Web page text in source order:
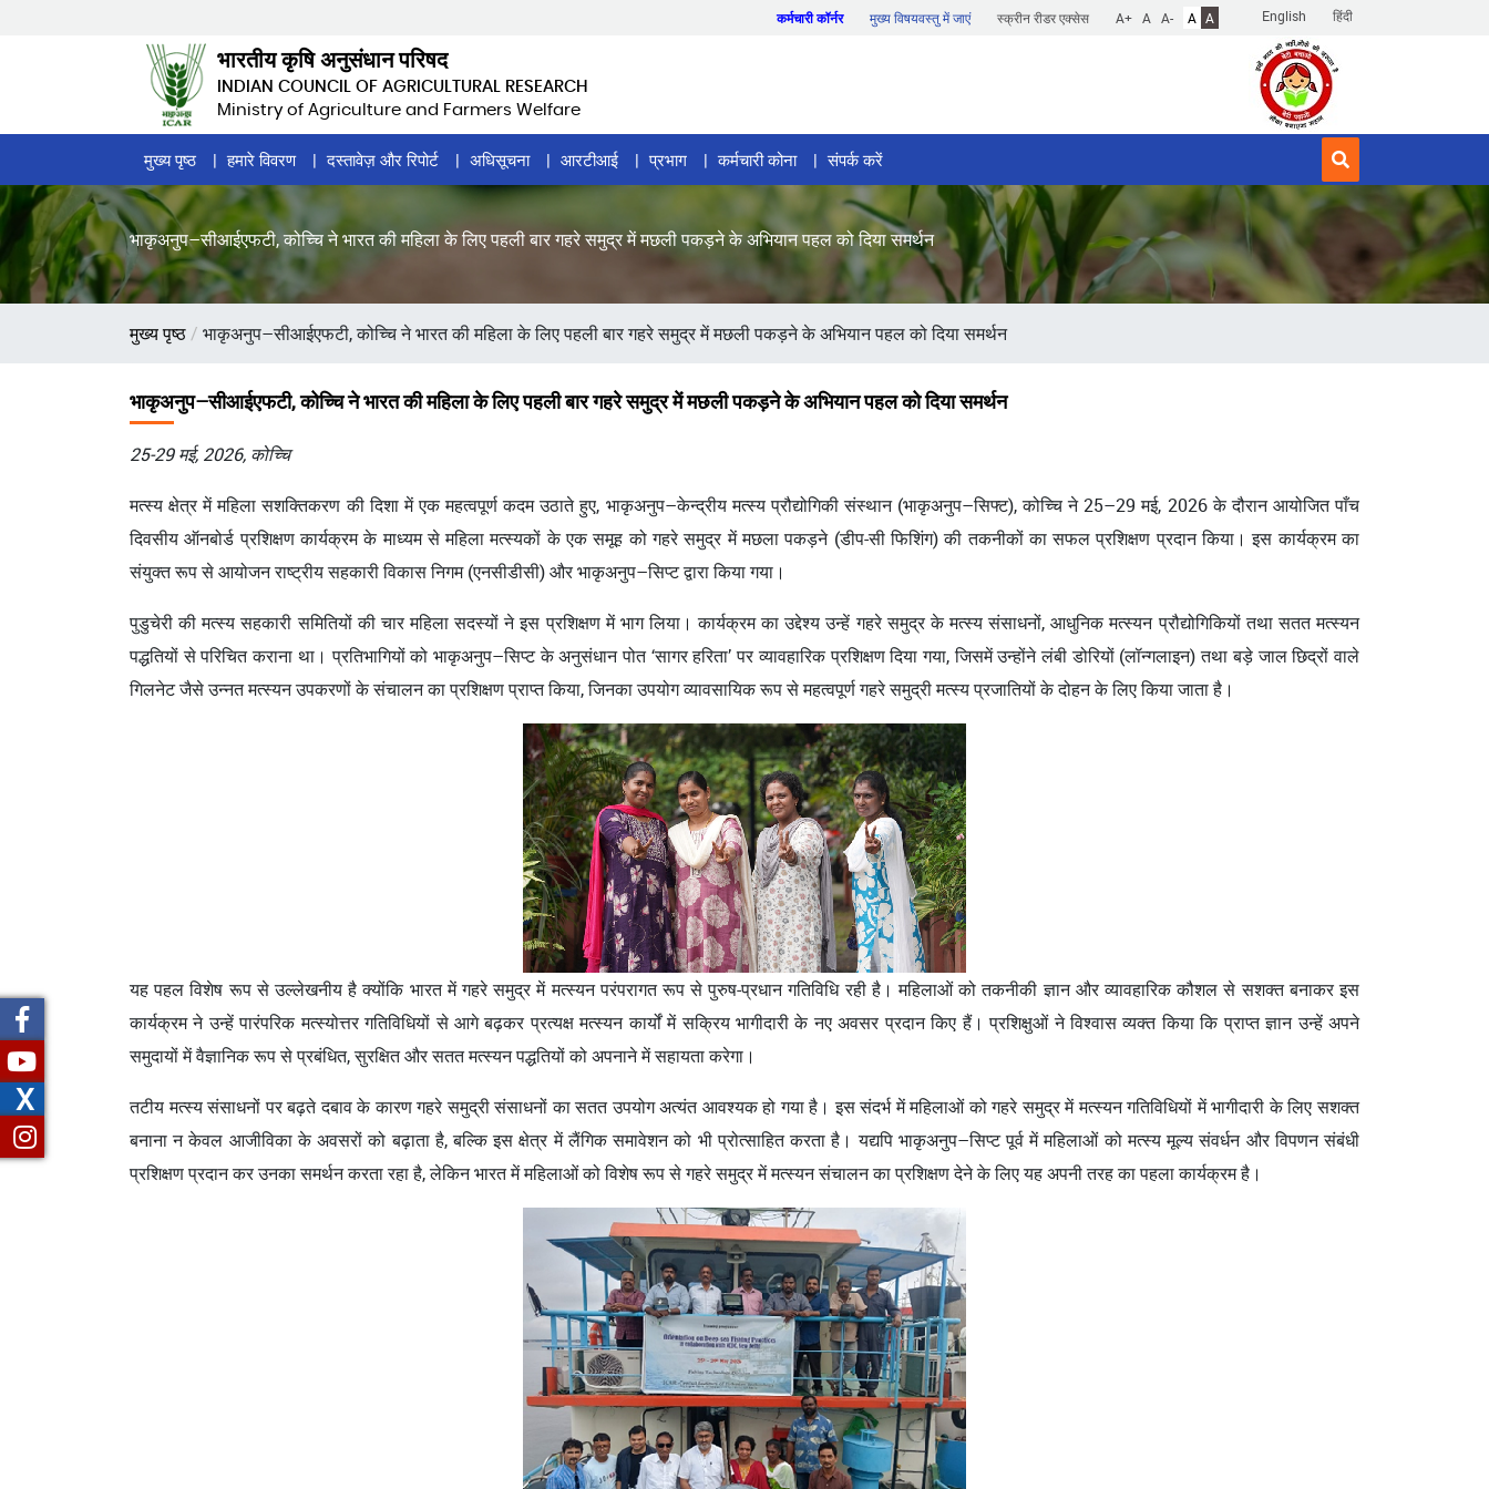
English हिंदी
कर्मचारी कॉर्नर मुख्य विषयवस्तु में जाएं स्क्रीन रीडर एक्सेस A+ A A- A A
भारतीय कृषि अनुसंधान परिषद
INDIAN COUNCIL OF AGRICULTURAL RESEARCH
Ministry of Agriculture and Farmers Welfare
Home
Page
Menu
मुख्य पृष्ठ हमारे विवरण दस्तावेज़ और रिपोर्ट अधिसूचना आरटीआई प्रभाग कर्मचारी कोना संपर्क करें
भाकृअनुप–सीआईएफटी, कोच्चि ने भारत की महिला के लिए पहली बार गहरे समुद्र में मछली पकड़ने के अभियान पहल को दिया समर्थन
पग
मुख्य पृष्ठ भाकृअनुप–सीआईएफटी, कोच्चि ने भारत की महिला के लिए पहली बार गहरे समुद्र में मछली पकड़ने के अभियान पहल को दिया समर्थन
भाकृअनुप–सीआईएफटी, कोच्चि ने भारत की महिला के लिए पहली बार गहरे समुद्र में मछली पकड़ने के अभियान पहल को दिया समर्थन
25-29 मई, 2026, कोच्चि
मत्स्य क्षेत्र में महिला सशक्तिकरण की दिशा में एक महत्वपूर्ण कदम उठाते हुए, भाकृअनुप–केन्द्रीय मत्स्य प्रौद्योगिकी संस्थान (भाकृअनुप–सिफ्ट), कोच्चि ने 25–29 मई, 2026 के दौरान आयोजित पाँच
दिवसीय ऑनबोर्ड प्रशिक्षण कार्यक्रम के माध्यम से महिला मत्स्यकों के एक समूह को गहरे समुद्र में मछला पकड़ने (डीप-सी फिशिंग) की तकनीकों का सफल प्रशिक्षण प्रदान किया। इस कार्यक्रम का
संयुक्त रूप से आयोजन राष्ट्रीय सहकारी विकास निगम (एनसीडीसी) और भाकृअनुप–सिप्ट द्वारा किया गया।
पुडुचेरी की मत्स्य सहकारी समितियों की चार महिला सदस्यों ने इस प्रशिक्षण में भाग लिया। कार्यक्रम का उद्देश्य उन्हें गहरे समुद्र के मत्स्य संसाधनों, आधुनिक मत्स्यन प्रौद्योगिकियों तथा सतत मत्स्यन
पद्धतियों से परिचित कराना था। प्रतिभागियों को भाकृअनुप–सिप्ट के अनुसंधान पोत ‘सागर हरिता’ पर व्यावहारिक प्रशिक्षण दिया गया, जिसमें उन्होंने लंबी डोरियों (लॉन्गलाइन) तथा बड़े जाल छिद्रों वाले
गिलनेट जैसे उन्नत मत्स्यन उपकरणों के संचालन का प्रशिक्षण प्राप्त किया, जिनका उपयोग व्यावसायिक रूप से महत्वपूर्ण गहरे समुद्री मत्स्य प्रजातियों के दोहन के लिए किया जाता है।
यह पहल विशेष रूप से उल्लेखनीय है क्योंकि भारत में गहरे समुद्र में मत्स्यन परंपरागत रूप से पुरुष-प्रधान गतिविधि रही है। महिलाओं को तकनीकी ज्ञान और व्यावहारिक कौशल से सशक्त बनाकर इस
कार्यक्रम ने उन्हें पारंपरिक मत्स्योत्तर गतिविधियों से आगे बढ़कर प्रत्यक्ष मत्स्यन कार्यों में सक्रिय भागीदारी के नए अवसर प्रदान किए हैं। प्रशिक्षुओं ने विश्वास व्यक्त किया कि प्राप्त ज्ञान उन्हें अपने
समुदायों में वैज्ञानिक रूप से प्रबंधित, सुरक्षित और सतत मत्स्यन पद्धतियों को अपनाने में सहायता करेगा।
तटीय मत्स्य संसाधनों पर बढ़ते दबाव के कारण गहरे समुद्री संसाधनों का सतत उपयोग अत्यंत आवश्यक हो गया है। इस संदर्भ में महिलाओं को गहरे समुद्र में मत्स्यन गतिविधियों में भागीदारी के लिए सशक्त
बनाना न केवल आजीविका के अवसरों को बढ़ाता है, बल्कि इस क्षेत्र में लैंगिक समावेशन को भी प्रोत्साहित करता है। यद्यपि भाकृअनुप–सिप्ट पूर्व में महिलाओं को मत्स्य मूल्य संवर्धन और विपणन संबंधी
प्रशिक्षण प्रदान कर उनका समर्थन करता रहा है, लेकिन भारत में महिलाओं को विशेष रूप से गहरे समुद्र में मत्स्यन संचालन का प्रशिक्षण देने के लिए यह अपनी तरह का पहला कार्यक्रम है।
X